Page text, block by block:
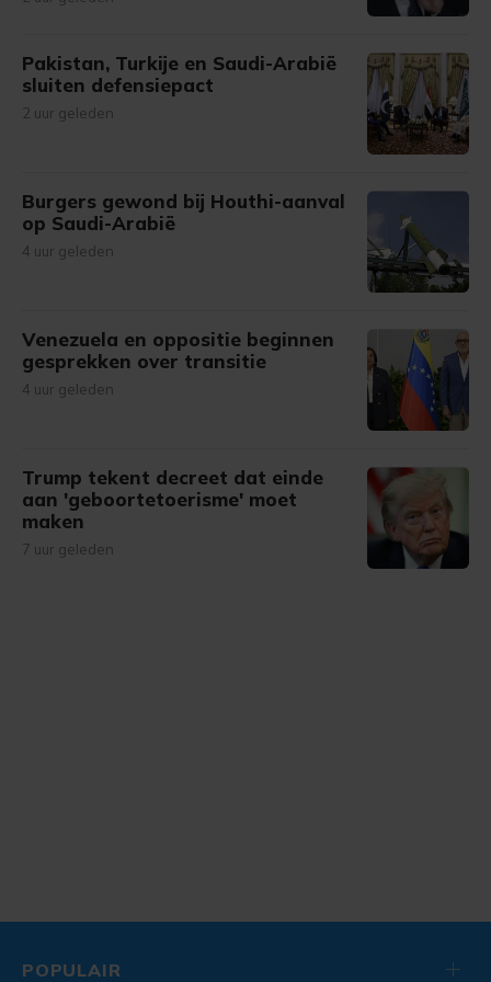
Pakistan, Turkije en Saudi-Arabië
sluiten defensiepact
2 uur geleden
Burgers gewond bij Houthi-aanval
op Saudi-Arabië
4 uur geleden
Venezuela en oppositie beginnen
gesprekken over transitie
4 uur geleden
Trump tekent decreet dat einde
aan 'geboortetoerisme' moet
maken
7 uur geleden
POPULAIR